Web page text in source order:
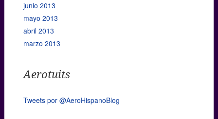
junio 2013
mayo 2013
abril 2013
marzo 2013
Aerotuits
Tweets por @AeroHispanoBlog